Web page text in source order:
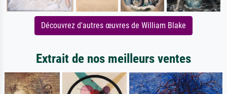
Découvrez d'autres œuvres de William Blake
Extrait de nos meilleurs ventes